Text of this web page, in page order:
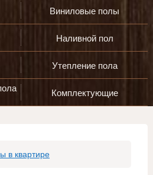
Виниловые полы
Наливной пол
Утепление пола
Комплектующие
в квартире